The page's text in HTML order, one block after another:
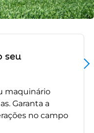
seu
maquinário
Garanta a
no campo